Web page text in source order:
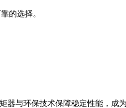
的选择。
器与环保技术保障稳定性能，成